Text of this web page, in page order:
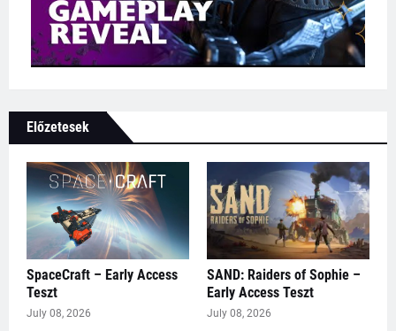
Előzetesek
SpaceCraft – Early Access
Teszt
July 08, 2026
SAND: Raiders of Sophie –
Early Access Teszt
July 08, 2026